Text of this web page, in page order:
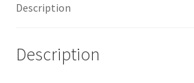
Description
Description